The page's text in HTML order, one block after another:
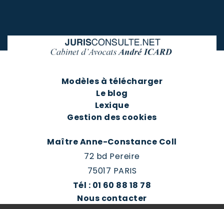
Modèles à télécharger
Le blog
Lexique
Gestion des cookies
Maître Anne-Constance Coll
72 bd Pereire
75017 PARIS
Tél : 01 60 88 18 78
Nous contacter